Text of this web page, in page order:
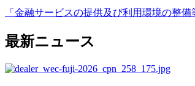
「金融サービスの提供及び利用環境の整
最新ニュース